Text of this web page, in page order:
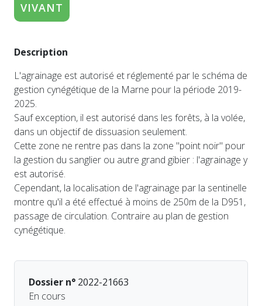
VIVANT
Description
L'agrainage est autorisé et réglementé par le schéma de
gestion cynégétique de la Marne pour la période 2019-
2025.
Sauf exception, il est autorisé dans les forêts, à la volée,
dans un objectif de dissuasion seulement.
Cette zone ne rentre pas dans la zone "point noir" pour
la gestion du sanglier ou autre grand gibier : l'agrainage y
est autorisé.
Cependant, la localisation de l'agrainage par la sentinelle
montre qu'il a été effectué à moins de 250m de la D951,
passage de circulation. Contraire au plan de gestion
cynégétique.
Dossier n° 2022-21663
En cours